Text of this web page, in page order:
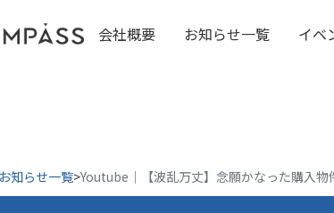
会社概要 お知らせ一覧 イベ
お知らせ一覧>Youtube｜【波乱万丈】念願かなった購入物